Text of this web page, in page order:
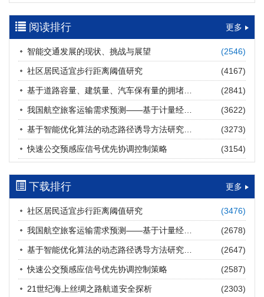
郝泉霖, 兰富安, 赖波, 陈立栋, 宋志英, 郑帅
2026, 12(3): 163-175.https://doi.org/10.16503/j.cnki.2095-
9931.2026.03.013
摘要 (14) HTML(12)
道路建养运通用碳核算方法及应用
王元庆, 王皎, 刘圆圆, 于谦, 刘聂旸子, 杨诗雨
2026, 12(3): 176-189.https://doi.org/10.16503/j.cnki.2095-
9931.2026.03.014
摘要 (11) HTML(11)
西部陆海新通道氢走廊建设对交通运输领域低碳转型的推动作
用
罗文格, 黄承锋, 关海长
2026, 12(3): 190-201.https://doi.org/10.16503/j.cnki.2095-
9931.2026.03.015
摘要 (22) HTML(21)
交能融合背景下零碳货运走廊利益主体的策略演化与影响因素
张海涛, 姚琛, 唐治豪, 谢明辉, 王元庆
2026, 12(3): 202-216.https://doi.org/10.16503/j.cnki.2095-
9931.2026.03.016
摘要 (20) HTML(18)
中英文摘要撰写规范及样例
阅读排行 更多
智能交通发展的现状、挑战与展望 (2546)
社区居民适宜步行距离阈值研究 (4167)
(2841)
(3622)
(3273)
快速公交预感应信号优先协调控制策略 (3154)
下载排行 更多
社区居民适宜步行距离阈值研究 (3476)
(2678)
(2647)
快速公交预感应信号优先协调控制策略 (2587)
21世纪海上丝绸之路航道安全探析 (2303)